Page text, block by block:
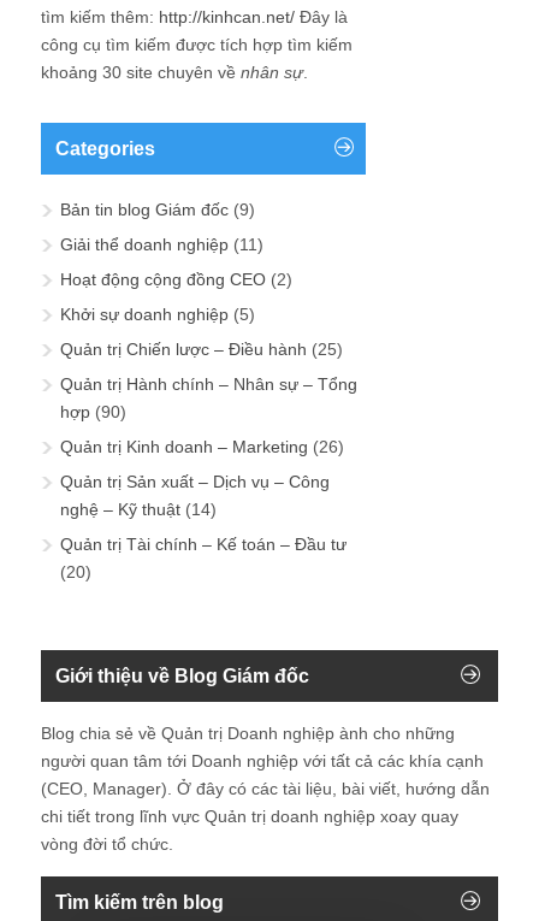
tìm kiếm thêm: http://kinhcan.net/ Đây là
công cụ tìm kiếm được tích hợp tìm kiếm
khoảng 30 site chuyên về nhân sự.
Categories
Bản tin blog Giám đốc (9)
Giải thể doanh nghiệp (11)
Hoạt động cộng đồng CEO (2)
Khởi sự doanh nghiệp (5)
Quản trị Chiến lược – Điều hành (25)
Quản trị Hành chính – Nhân sự – Tổng
hợp (90)
Quản trị Kinh doanh – Marketing (26)
Quản trị Sản xuất – Dịch vụ – Công
nghệ – Kỹ thuật (14)
Quản trị Tài chính – Kế toán – Đầu tư
(20)
Giới thiệu về Blog Giám đốc
Blog chia sẻ về Quản trị Doanh nghiệp ành cho những
người quan tâm tới Doanh nghiệp với tất cả các khía cạnh
(CEO, Manager). Ở đây có các tài liệu, bài viết, hướng dẫn
chi tiết trong lĩnh vực Quản trị doanh nghiệp xoay quay
vòng đời tổ chức.
Tìm kiếm trên blog